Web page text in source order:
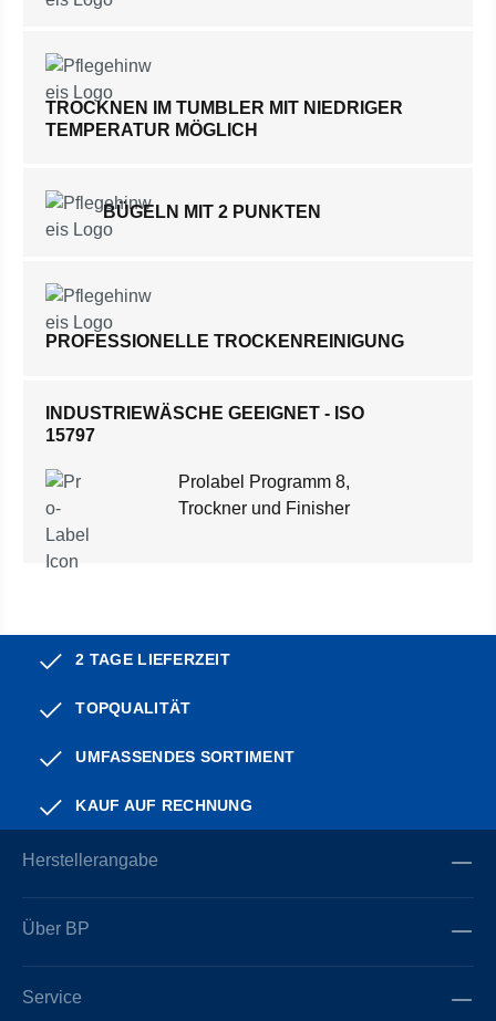
TROCKNEN IM TUMBLER MIT NIEDRIGER
TEMPERATUR MÖGLICH
BÜGELN MIT 2 PUNKTEN
PROFESSIONELLE TROCKENREINIGUNG
INDUSTRIEWÄSCHE GEEIGNET - ISO
15797
Prolabel Programm 8,
Trockner und Finisher
2 TAGE LIEFERZEIT
TOPQUALITÄT
UMFASSENDES SORTIMENT
KAUF AUF RECHNUNG
Herstellerangabe
Über BP
Service